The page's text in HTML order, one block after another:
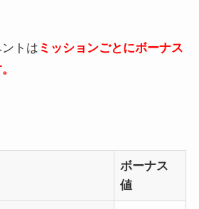
トは ミッションごとにボーナス
ボーナス
値